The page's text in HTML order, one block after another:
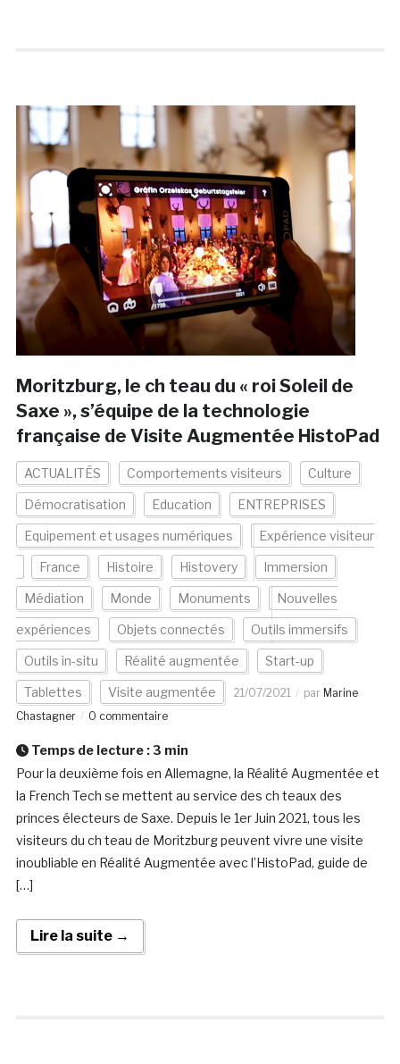
Moritzburg, le ch teau du « roi Soleil de
Saxe », s’équipe de la technologie
française de Visite Augmentée HistoPad
ACTUALITÉS Comportements visiteurs Culture
Démocratisation Education ENTREPRISES
Equipement et usages numériques Expérience visiteur
France Histoire Histovery Immersion
Médiation Monde Monuments Nouvelles
expériences Objets connectés Outils immersifs
Outils in-situ Réalité augmentée Start-up
Tablettes Visite augmentée 21/07/2021 par Marine
Chastagner
0 commentaire
Temps de lecture : 3 min
Pour la deuxième fois en Allemagne, la Réalité Augmentée et
la French Tech se mettent au service des ch teaux des
princes électeurs de Saxe. Depuis le 1er Juin 2021, tous les
visiteurs du ch teau de Moritzburg peuvent vivre une visite
inoubliable en Réalité Augmentée avec l’HistoPad, guide de
[…]
Lire la suite →